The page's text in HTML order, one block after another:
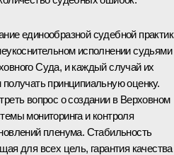
единообразной судебной
исполнении судьями
Суда, и каждый случай их
принципиальную оценку.
вопрос о создании в Верховном
мониторинга и контроля
пленума. Стабильность
для всех цель, гарантия качества